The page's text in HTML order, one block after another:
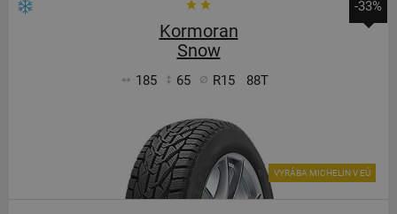
-33%
Kormoran
Snow
185 65 R15 88T
VYRÁBA MICHELIN V EÚ